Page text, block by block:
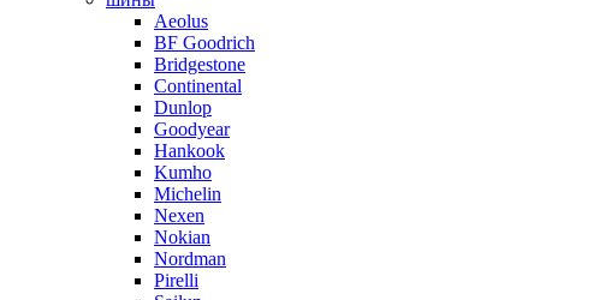
Aeolus
BF Goodrich
Bridgestone
Continental
Dunlop
Goodyear
Hankook
Kumho
Michelin
Nexen
Nokian
Nordman
Pirelli